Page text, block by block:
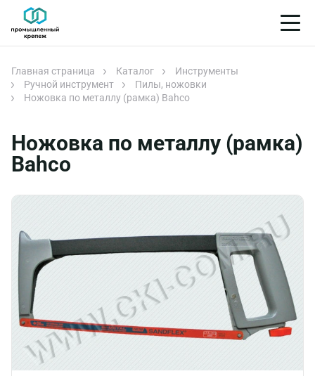
Главная страница Каталог
Инструменты
Ручной инструмент
Пилы, ножовки
Ножовка по металлу (рамка) Bahco
Ножовка по металлу (рамка)
Bahco